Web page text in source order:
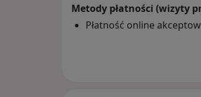
Metody płatności (wizyty
Płatność online